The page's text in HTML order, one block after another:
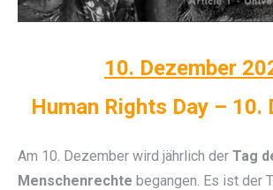
10. Dezember
Human Rights Day – 10.
Am 10. Dezember wird jährlich der Tag
Menschenrechte begangen. Es ist der